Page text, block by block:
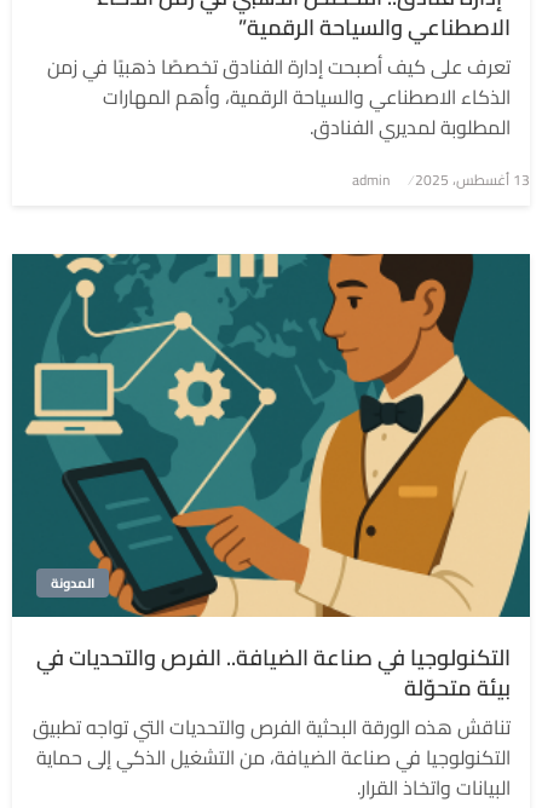
الاصطناعي والسياحة الرقمية”
تعرف على كيف أصبحت إدارة الفنادق تخصصًا ذهبيًا في زمن
الذكاء الاصطناعي والسياحة الرقمية، وأهم المهارات
المطلوبة لمديري الفنادق.
نُشر
13 أغسطس، 2025 admin
المدونة
التكنولوجيا في صناعة الضيافة.. الفرص والتحديات في
بيئة متحوّلة
تناقش هذه الورقة البحثية الفرص والتحديات التي تواجه تطبيق
التكنولوجيا في صناعة الضيافة، من التشغيل الذكي إلى حماية
البيانات واتخاذ القرار.